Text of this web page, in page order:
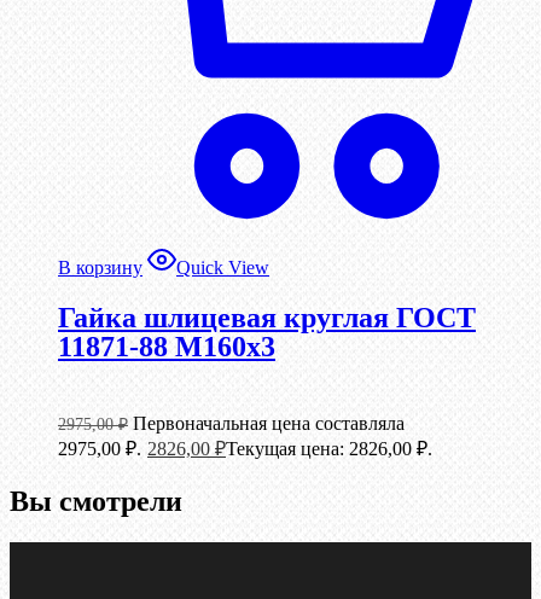
В корзину Quick View
Гайка шлицевая круглая ГОСТ
11871-88 М160х3
2975,00₽ Первоначальная цена составляла
2975,00 ₽. 2826,00 ₽Текущая цена: 2826,00 ₽.
Вы смотрели